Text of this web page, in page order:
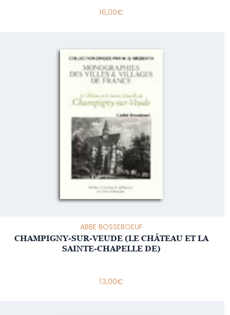
16,00€
ABBE BOSSEBOEUF
CHAMPIGNY-SUR-VEUDE (LE CHÂTEAU ET LA
SAINTE-CHAPELLE DE)
13,00€